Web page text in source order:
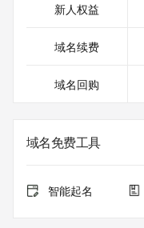
新人权益
域名续费
域名回购
域名免费工具
智能起名